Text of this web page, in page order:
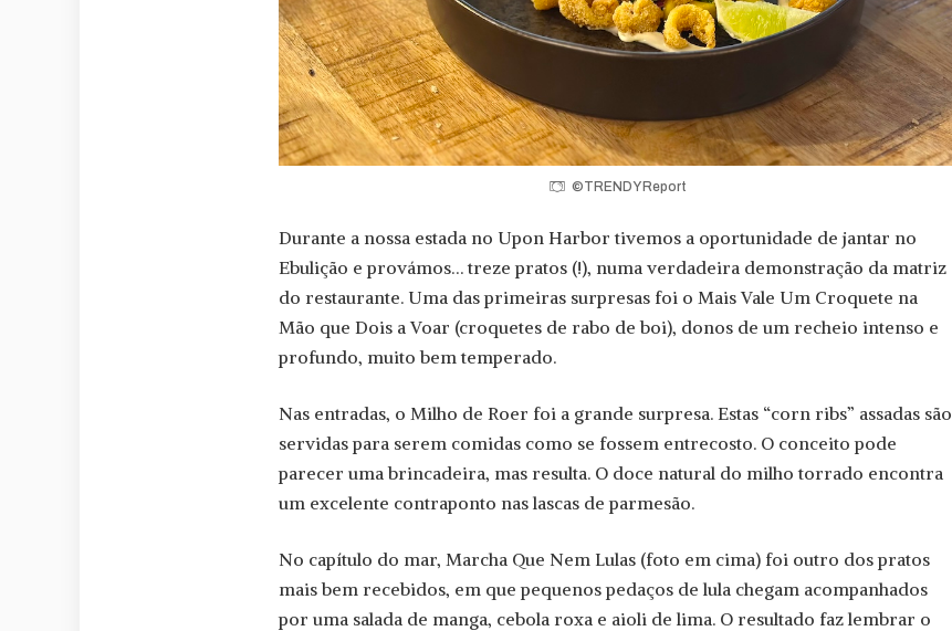
©TRENDY Report
Durante a nossa estada no Upon Harbor tivemos a oportunidade de jantar no
Ebulição e provámos… treze pratos (!), numa verdadeira demonstração da matriz
do restaurante. Uma das primeiras surpresas foi o Mais Vale Um Croquete na
Mão que Dois a Voar (croquetes de rabo de boi), donos de um recheio intenso e
profundo, muito bem temperado.
Nas entradas, o Milho de Roer foi a grande surpresa. Estas “corn ribs” assadas são
servidas para serem comidas como se fossem entrecosto. O conceito pode
parecer uma brincadeira, mas resulta. O doce natural do milho torrado encontra
um excelente contraponto nas lascas de parmesão.
No capítulo do mar, Marcha Que Nem Lulas (foto em cima) foi outro dos pratos
mais bem recebidos, em que pequenos pedaços de lula chegam acompanhados
por uma salada de manga, cebola roxa e aioli de lima. O resultado faz lembrar o